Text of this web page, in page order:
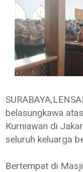
belasungkawa
Kurniawan di
seluruh keluarga
Bertempat di